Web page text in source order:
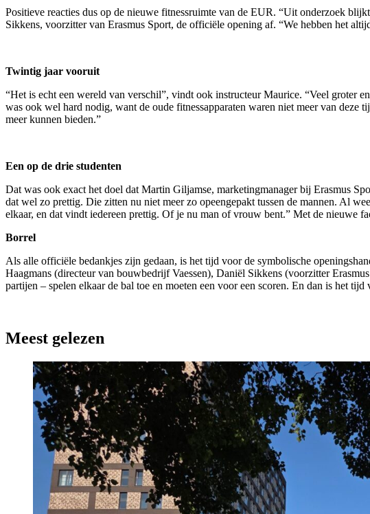
Positieve reacties dus op de nieuwe fitnessruimte van de EUR. “Uit onderzoek
Sikkens, voorzitter van Erasmus Sport, de officiële opening af. “We hebben het
Twintig jaar vooruit
“Het is echt een wereld van verschil”, vindt ook instructeur Maurice. “Veel groter
was ook wel hard nodig, want de oude fitnessapparaten waren niet meer van
meer kunnen bieden.”
Een op de drie studenten
Dat was ook exact het doel dat Martin Giljamse, marketingmanager bij Erasmus
dat wel zo prettig. Die zitten nu niet meer zo opeengepakt tussen de mannen. Al
elkaar, en dat vindt iedereen prettig. Of je nu man of vrouw bent.” Met de nieuwe
Borrel
Als alle officiële bedankjes zijn gedaan, is het tijd voor de symbolische
Haagmans (directeur van bouwbedrijf Vaessen), Daniël Sikkens (voorzitter
partijen – spelen elkaar de bal toe en moeten een voor een scoren. En dan is het
Meest gelezen